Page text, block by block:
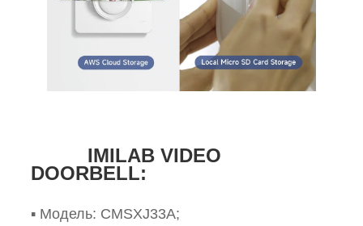
IMILAB VIDEO
DOORBELL:
▪️ Модель: CMSXJ33A;